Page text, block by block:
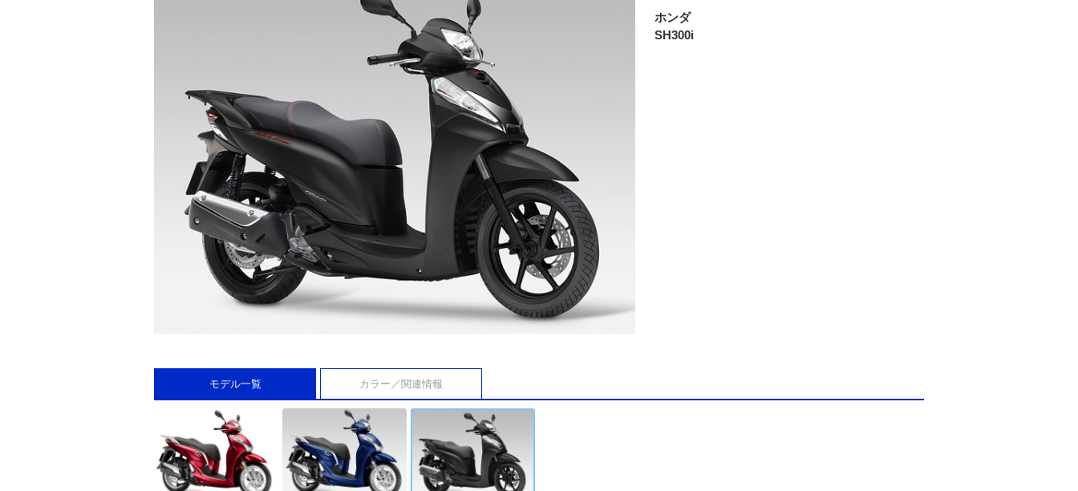
ホンダ
SH300i
モデル一覧 カラー／関連情報